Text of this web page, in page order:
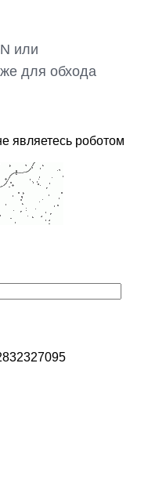
или
для обхода
являетесь роботом